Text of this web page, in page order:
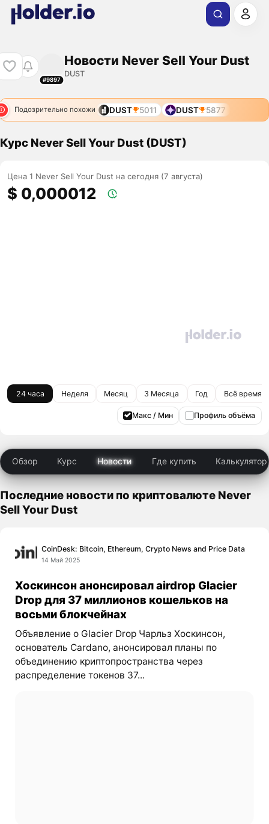
#9897
Новости Never Sell Your Dust
DUST
Подозрительно похожи DUST 5011 DUST 5877
Курс Never Sell Your Dust (DUST)
Цена 1 Never Sell Your Dust на сегодня (7 августа)
$ 0,000012
24 часа Неделя Месяц 3 Месяца Год Всё время
Макс / Мин Профиль объёма
Обзор Курс Новости Где купить Калькулятор
Последние новости по криптовалюте Never
Sell Your Dust
CoinDesk: Bitcoin, Ethereum, Crypto News and Price Data
14 Май 2025
Хоскинсон анонсировал airdrop Glacier
Drop для 37 миллионов кошельков на
восьми блокчейнах
Объявление о Glacier Drop Чарльз Хоскинсон,
основатель Cardano, анонсировал планы по
объединению криптопространства через
распределение токенов 37...